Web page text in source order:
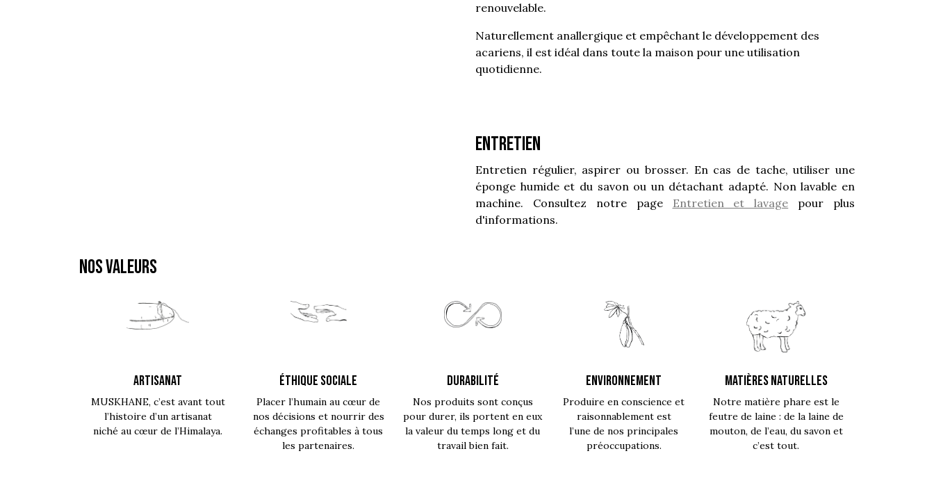
renouvelable.
Naturellement anallergique et empêchant le développement des
acariens, il est idéal dans toute la maison pour une utilisation
quotidienne.
Entretien
Entretien régulier, aspirer ou brosser. En cas de tache, utiliser une
éponge humide et du savon ou un détachant adapté. Non lavable en
machine. Consultez notre page Entretien et lavage pour plus
d'informations.
NOS VALEURS
ARTISANAT
MUSKHANE, c’est avant tout
l’histoire d’un artisanat
niché au cœur de l’Himalaya.
ÉTHIQUE SOCIALE
Placer l’humain au cœur de
nos décisions et nourrir des
échanges profitables à tous
les partenaires.
DURABILITÉ
Nos produits sont conçus
pour durer, ils portent en eux
la valeur du temps long et du
travail bien fait.
ENVIRONNEMENT
Produire en conscience et
raisonnablement est
l’une de nos principales
préoccupations.
MATIÈRES NATURELLES
Notre matière phare est le
feutre de laine : de la laine de
mouton, de l’eau, du savon et
c’est tout.